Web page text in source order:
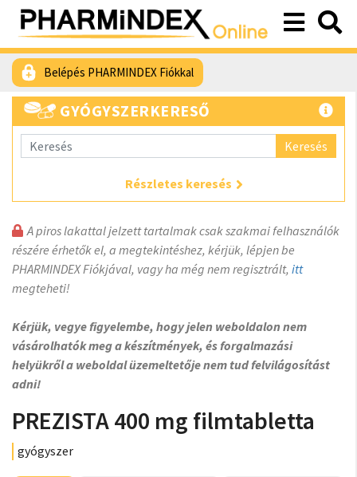
Belépés PHARMINDEX Fiókkal
GYÓGYSZERKERESŐ
Keresés
Részletes keresés
A piros lakattal jelzett tartalmak csak szakmai felhasználók
részére érhetők el, a megtekintéshez, kérjük, lépjen be
PHARMINDEX Fiókjával, vagy ha még nem regisztrált, itt
megteheti!
Kérjük, vegye figyelembe, hogy jelen weboldalon nem
vásárolhatók meg a készítmények, és forgalmazási
helyükről a weboldal üzemeltetője nem tud felvilágosítást
adni!
PREZISTA 400 mg filmtabletta
gyógyszer